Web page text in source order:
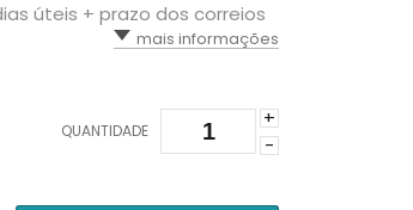
úteis + prazo dos correios
mais informações
QUANTIDADE
+
-